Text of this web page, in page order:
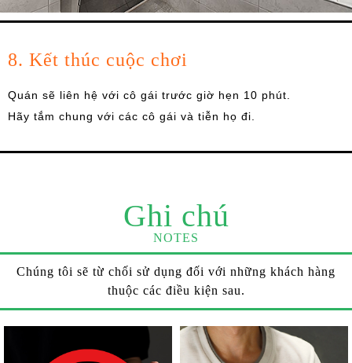
8. Kết thúc cuộc chơi
Quán sẽ liên hệ với cô gái trước giờ hẹn 10 phút.
Hãy tắm chung với các cô gái và tiễn họ đi.
Ghi chú
NOTES
Chúng tôi sẽ từ chối sử dụng đối với những khách hàng
thuộc các điều kiện sau.